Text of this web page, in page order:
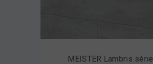
MEISTER Lambris série